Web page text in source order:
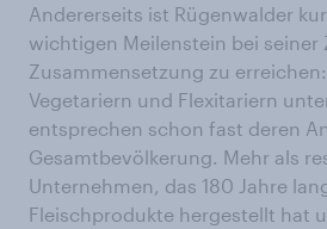
Andererseits ist Rügenwalder
wichtigen Meilenstein bei seiner
Zusammensetzung zu
Vegetariern und Flexitariern
entsprechen schon fast deren
Gesamtbevölkerung. Mehr als
Unternehmen, das 180 Jahre
Fleischprodukte hergestellt hat